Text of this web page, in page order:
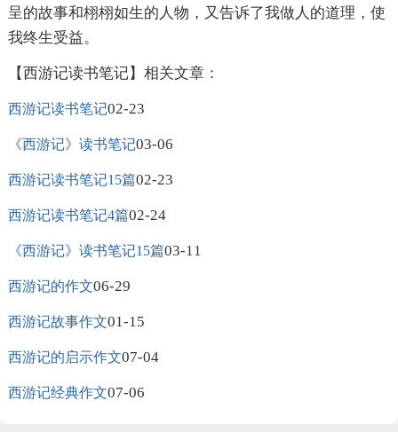
呈的故事和栩栩如生的人物，又告诉了我做人的道理，使
我终生受益。
【西游记读书笔记】相关文章：
西游记读书笔记02-23
《西游记》读书笔记03-06
西游记读书笔记15篇02-23
西游记读书笔记4篇02-24
《西游记》读书笔记15篇03-11
西游记的作文06-29
西游记故事作文01-15
西游记的启示作文07-04
西游记经典作文07-06